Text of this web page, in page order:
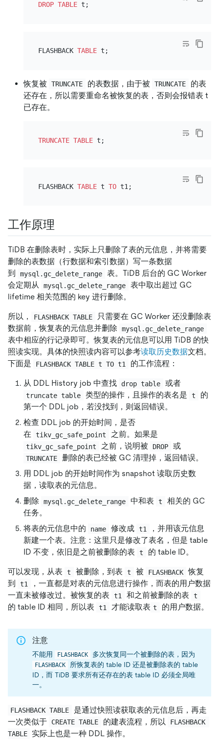
DROP TABLE
FLASHBACK TABLE
恢复被 TRUNCATE 的表数据，由于被 TRUNCATE
的表
还存在，所以需要重命名被恢复的表，否则会报错表 t
已存在。
TRUNCATE TABLE
FLASHBACK TABLE t TO
工作原理
TiDB 在删除表时，实际上只删除了表的元信息，并将需要
删除的表数据（行数据和索引数据）写一条数据
到
mysql.gc_delete_range
表。TiDB 后台的 GC Worker
会定期从
mysql.gc_delete_range
表中取出超过 GC
lifetime 相关范围的 key 进行删除。
所以， FLASHBACK TABLE
只需要在 GC Worker 还没删除表
数据前，恢复表的元信息并删除
mysql.gc_delete_range
表中相应的行记录即可。恢复表的元信息可以用 TiDB 的快
照读实现。具体的快照读内容可以参考读取历史数据文档。
下面是
FLASHBACK TABLE t TO t1 的工作流程：
从 DDL History job 中查找 drop table 或者
truncate table 类型的操作，且操作的表名是 t
的
第一个 DDL job，若没找到，则返回错误。
检查 DDL job 的开始时间，是否
在
tikv_gc_safe_point 之前。如果是
tikv_gc_safe_point 之前，说明被 DROP 或
TRUNCATE
删除的表已经被 GC 清理掉，返回错误。
用 DDL job 的开始时间作为 snapshot 读取历史数
据，读取表的元信息。
删除
mysql.gc_delete_range 中和表 t
相关的 GC
任务。
将表的元信息中的
name 修改成 t1
，并用该元信息
新建一个表。注意：这里只是修改了表名，但是 table
ID 不变，依旧是之前被删除的表
t 的 table ID。
可以发现，从表 t 被删除，到表 t 被 FLASHBACK 恢复
到
t1
，一直都是对表的元信息进行操作，而表的用户数据
一直未被修改过。被恢复的表
t1 和之前被删除的表 t
的 table ID 相同，所以表 t1 才能读取表 t 的用户数据。
注意
不能用 FLASHBACK 多次恢复同一个被删除的表，因为
FLASHBACK
所恢复表的 table ID 还是被删除表的 table
ID，而 TiDB 要求所有还存在的表 table ID 必须全局唯
一。
FLASHBACK TABLE
是通过快照读获取表的元信息后，再走
一次类似于
CREATE TABLE 的建表流程，所以
FLASHBACK
TABLE
实际上也是一种 DDL 操作。